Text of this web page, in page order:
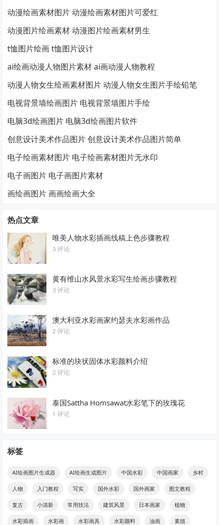
动漫绘画素材图片 动漫绘画素材图片可爱红
动漫图片绘画素材 动漫图片绘画素材男生
t恤图片绘画 t恤图片设计
ai绘画动漫人物图片素材 ai画动漫人物教程
动漫人物女生绘画素材图片 动漫人物女生图片手绘铅笔
电视背景墙绘画图片 电视背景墙图片手绘
电脑3d绘画图片 电脑3d绘画图片软件
创意设计美术作品图片 创意设计美术作品图片简单
电子绘画素材图片 电子绘画素材图片无水印
电子画图片 电子画图片素材
画绘画图片 画画绘画大全
热点文章
唯美人物水彩插画线稿上色步骤教程
3 评论
黄有维山水风景水彩写生绘画步骤教程
3 评论
澳大利亚水彩画家约瑟夫水彩画作品
2 评论
标准的块状固体水彩颜料介绍
2 评论
泰国Sattha Homsawat水彩笔下的玫瑰花
1 评论
标签
AI绘画图片生成器 AI绘画生成图片 中国水彩 中国画家 乡村
人物 入门教程 写实 国外水彩 国外画家 图文教程
复古 小清新 常用技法 建筑风景 日本画家 植物
水彩插画 水彩画 水彩画具 水彩颜料 油画 素描